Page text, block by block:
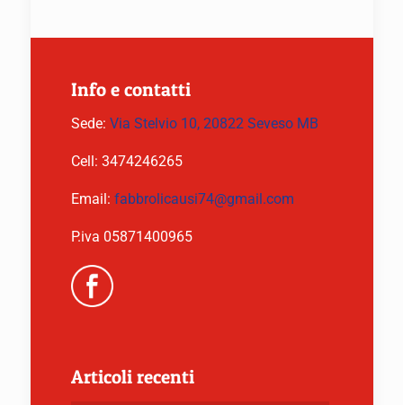
Info e contatti
Sede: Via Stelvio 10, 20822 Seveso MB
Cell: 3474246265
Email: fabbrolicausi74@gmail.com
P.iva 05871400965
Articoli recenti